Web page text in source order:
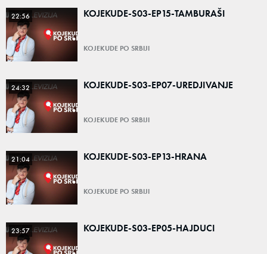
22:56 KOJEKUDE-S03-EP15-TAMBURAŠI
KOJEKUDE PO SRBIJI
24:32 KOJEKUDE-S03-EP07-UREDJIVANJE
KOJEKUDE PO SRBIJI
21:04 KOJEKUDE-S03-EP13-HRANA
KOJEKUDE PO SRBIJI
23:57 KOJEKUDE-S03-EP05-HAJDUCI